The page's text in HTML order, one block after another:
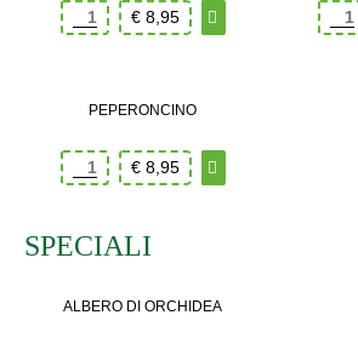
€8,95
PEPERONCINO
€8,95
SPECIALI
ALBERO DI ORCHIDEA